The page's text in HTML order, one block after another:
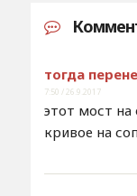
тогда
7:50 / 26.9.2017
этот мост на
кривое на